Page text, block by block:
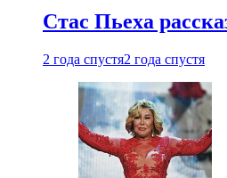
Стас Пьеха
2 года спустя2 года спустя